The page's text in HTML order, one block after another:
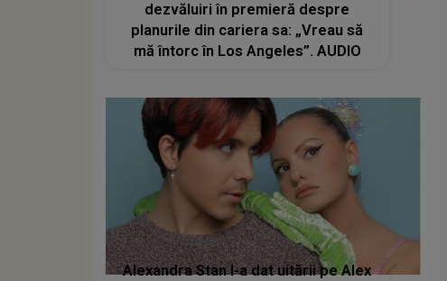
dezvăluiri în premieră despre
planurile din cariera sa: „Vreau să
mă întorc în Los Angeles”. AUDIO
Alexandra Stan l-a dat uitării pe Alex